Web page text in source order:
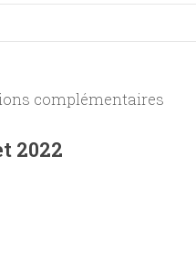
complémentaires
2022